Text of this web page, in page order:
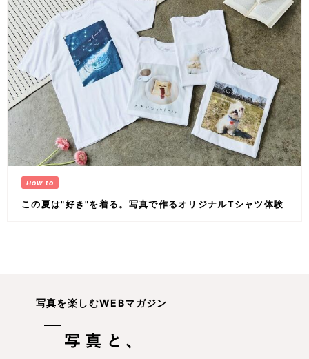
この夏は"好き"を着る。写真で作るオリジナルTシャツ体験
写真を楽しむWEBマガジン